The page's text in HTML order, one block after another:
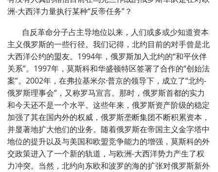
洲-大西洋力量执行某种“反帝任务”？
自反革命分子占主导地位以来，人们或多或少知道资本
主义俄罗斯的一些行径。我们记得，北约目前的对手曾是北
大西洋公约的盟友。1994年，俄罗斯加入北约的“和平伙伴
关系”。1997年，莫斯科和华盛顿特区签署了合作的“创始法
案”。2002年，在弗拉基米尔·普京的领导下，成立了“北约-
俄罗斯理事会”，又称罗马宣言。那时，俄罗斯首都的实力
和今天还不是一个水平。这些年来，俄罗斯资产阶级的稳定
加强了其在国内外的权威，俄罗斯垄断集团不断积累资本，
并显著地扩大他们的业务。随着俄罗斯在帝国主义金字塔中
地位的提升以及与美国和欧盟竞争能力的增强，莫斯科的外
交政策进入了一个新的轨道，与欧洲-大西洋势力产生了权
力冲突。当然，北约向东欧和波罗的海的扩张对俄罗斯新外